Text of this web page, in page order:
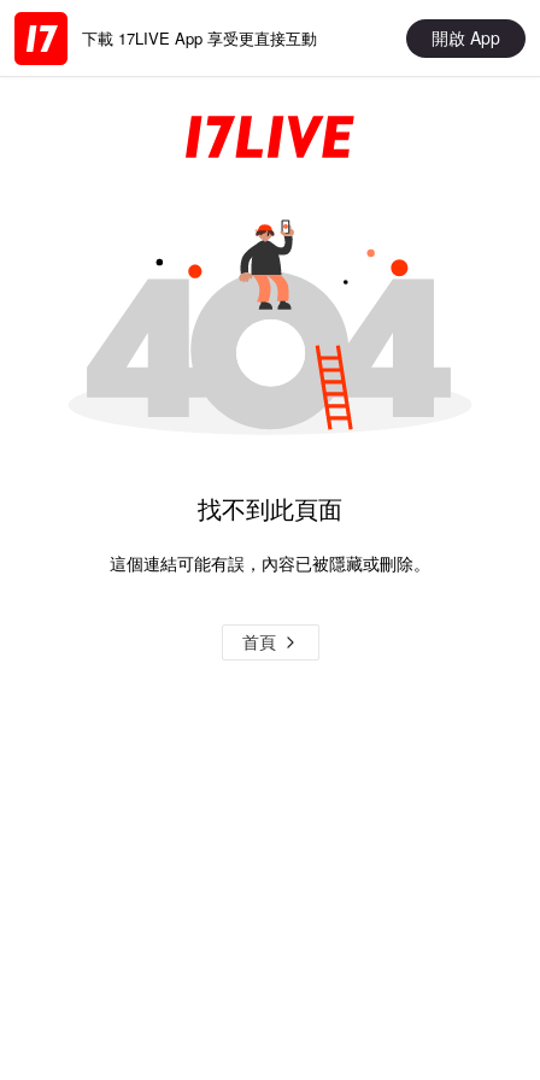
下載 17LIVE App 享受更直接互動 開啟 App
找不到此頁面
這個連結可能有誤，內容已被隱藏或刪除。
首頁